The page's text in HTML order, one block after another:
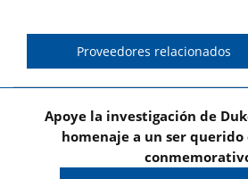
Proveedores relacionados
Apoye la investigación de
homenaje a un ser querido